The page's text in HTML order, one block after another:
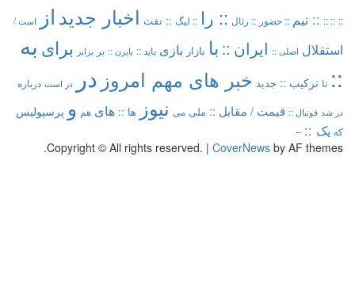
:: :: :: تیم :: حضور :: رئال :: را :: لیگ :: نفت اخبار جدیداز است /
استقلال اصلی :: ایران :: با بازار بازی باید :: بایرن :: بر برابر برایبه
تا ترکیب :: جدید خبر های مهم امروزدر در است درباره
در شد فوتبال :: قیمت /مقابل :: ملی می نیوز ها :: های هم و پرسپولیس
یک :: –
Copyright © All rights reserved.|CoverNewsby AF themes.